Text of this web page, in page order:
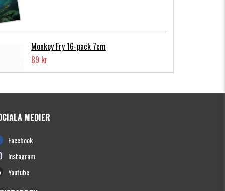
Monkey Fry 16-pack 7cm
89 kr
pack
139 kr
MEDIER
Facebook
Instagram
Youtube